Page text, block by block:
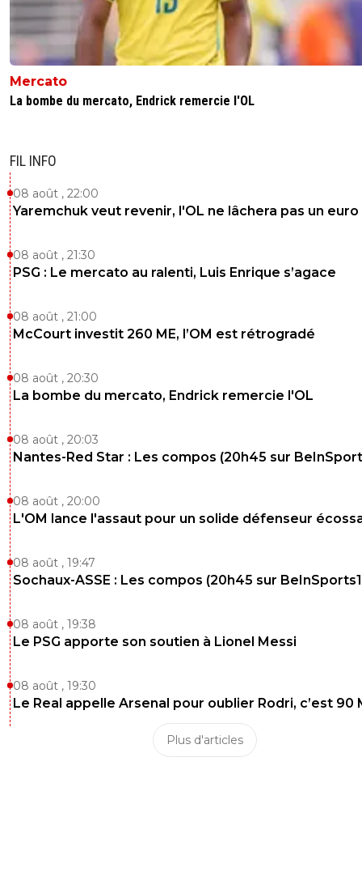
Mercato
La bombe du mercato, Endrick remercie l'OL
FIL INFO
08 août , 22:00
Yaremchuk veut revenir, l'OL ne lâchera pas un euro
08 août , 21:30
PSG : Le mercato au ralenti, Luis Enrique s’agace
08 août , 21:00
McCourt investit 260 ME, l’OM est rétrogradé
08 août , 20:30
La bombe du mercato, Endrick remercie l'OL
08 août , 20:03
Nantes-Red Star : Les compos (20h45 sur
08 août , 20:00
L'OM lance l'assaut pour un solide défenseur
08 août , 19:47
Sochaux-ASSE : Les compos (20h45 sur
08 août , 19:38
Le PSG apporte son soutien à Lionel Messi
08 août , 19:30
Le Real appelle Arsenal pour oublier Rodri, c’est 90
Plus d'articles